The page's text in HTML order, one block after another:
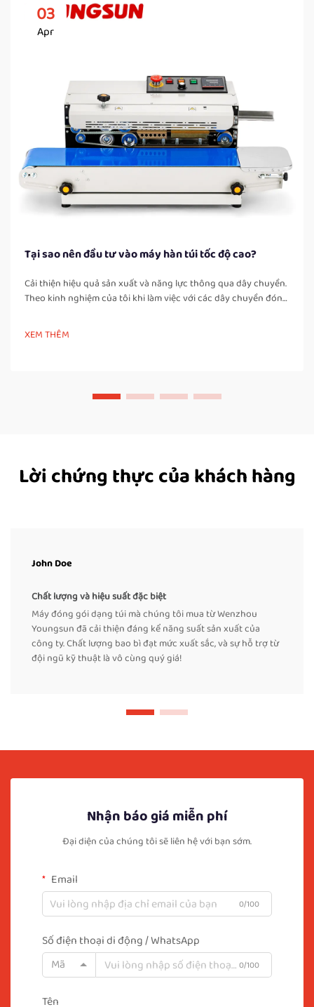
03
Apr
Tại sao nên đầu tư vào máy hàn túi tốc độ cao?
Cải thiện hiệu quả sản xuất và năng lực thông qua dây chuyền.
Theo kinh nghiệm của tôi khi làm việc với các dây chuyền đóng
một trong những cải tiến rõ rệt nhất ngay sau khi lắp đặt máy
hàn túi tốc độ cao là sự gia tăng đáng kể…
XEM THÊM
Lời chứng thực của khách hàng
John Doe
Chất lượng và hiệu suất đặc biệt
Máy đóng gói dạng túi mà chúng tôi mua từ Wenzhou
Youngsun đã cải thiện đáng kể năng suất sản xuất của
công ty. Chất lượng bao bì đạt mức xuất sắc, và sự hỗ trợ từ
đội ngũ kỹ thuật là vô cùng quý giá!
Nhận báo giá miễn phí
Đại diện của chúng tôi sẽ liên hệ với bạn sớm.
Email
0/100
Số điện thoại di động / WhatsApp
Mã
0/100
Tên